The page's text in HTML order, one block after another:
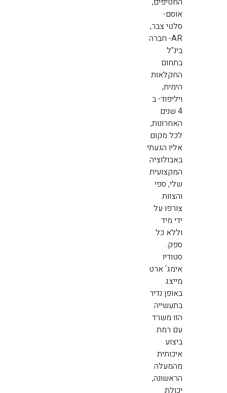
אוסם-
סלטי צבר,
AR- חברה
בינ"ל
בתחום
החקלאות
הימית,
ויליפוד- ב
4 שנים
האחרונות,
לכל מקום
אליו הגעתי
באבולוציה
המקצועית
שלי, ספי
והצוות
צורפו על
ידי מיד
וללא כל
ספק.
סטודיו
אימג' ארט
מייצג
באופן נדיר
בתעשייה
הזו משרד
עם רמת
ביצוע
איכותית
מהמעלה
הראשונה,
יכולת